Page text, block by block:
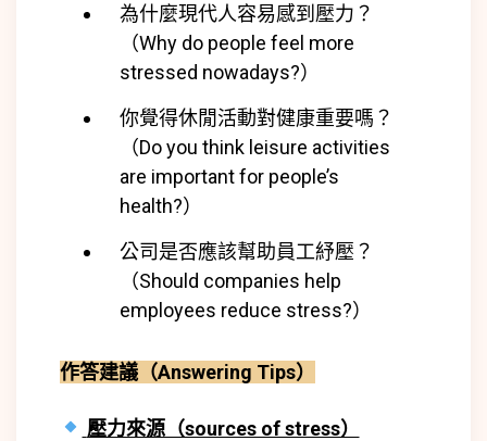
為什麼現代人容易感到壓力？
（Why do people feel more
stressed nowadays?）
你覺得休閒活動對健康重要嗎？
（Do you think leisure activities
are important for people’s
health?）
公司是否應該幫助員工紓壓？
（Should companies help
employees reduce stress?）
作答建議（Answering Tips）
壓力來源（sources of stress）